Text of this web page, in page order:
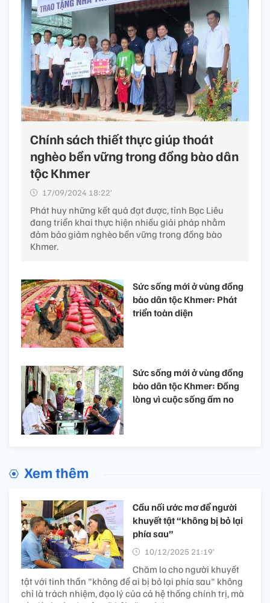
Chính sách thiết thực giúp thoát
nghèo bền vững trong đồng bào dân
tộc Khmer
17/09/2024 18:22’
Phát huy những kết quả đạt được, tỉnh Bạc Liêu
đang triển khai thực hiện nhiều giải pháp nhằm
đảm bảo giảm nghèo bền vững trong đồng bào
Khmer.
Sức sống mới ở vùng đồng
bào dân tộc Khmer: Phát
triển toàn diện
Sức sống mới ở vùng đồng
bào dân tộc Khmer: Đồng
lòng vì cuộc sống ấm no
Xem thêm
Cầu nối ước mơ để người
khuyết tật “không bị bỏ lại
phía sau”
10/12/2025 21:19’
Chăm lo cho người khuyết
tật với tinh thần "không để ai bị bỏ lại phía sau" không
chỉ là trách nhiệm, đạo lý của cả hệ thống chính trị, mà